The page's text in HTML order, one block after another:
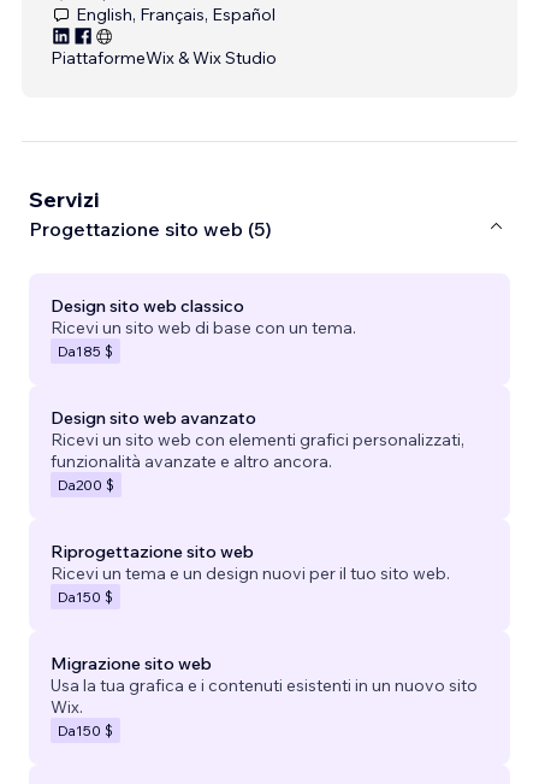
English, Français, Español
PiattaformeWix & Wix Studio
Servizi
Progettazione sito web (5)
Design sito web classico
Ricevi un sito web di base con un tema.
Da185 $
Design sito web avanzato
Ricevi un sito web con elementi grafici personalizzati,
funzionalità avanzate e altro ancora.
Da200 $
Riprogettazione sito web
Ricevi un tema e un design nuovi per il tuo sito web.
Da150 $
Migrazione sito web
Usa la tua grafica e i contenuti esistenti in un nuovo sito
Wix.
Da150 $